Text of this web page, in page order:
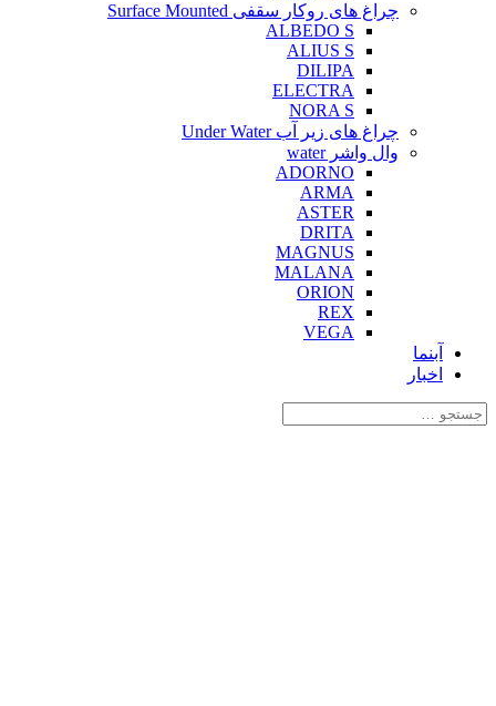
چراغ های روکار سقفی Surface Mounted
ALBEDO S
ALIUS S
DILIPA
ELECTRA
NORA S
چراغ های زیر آب Under Water
وال واشر water
ADORNO
ARMA
ASTER
DRITA
MAGNUS
MALANA
ORION
REX
VEGA
آبنما
اخبار